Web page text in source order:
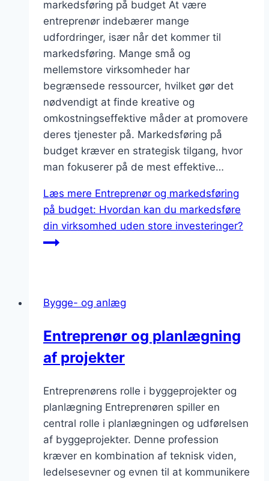
markedsføring på budget At være
entreprenør indebærer mange
udfordringer, især når det kommer til
markedsføring. Mange små og
mellemstore virksomheder har
begrænsede ressourcer, hvilket gør det
nødvendigt at finde kreative og
omkostningseffektive måder at promovere
deres tjenester på. Markedsføring på
budget kræver en strategisk tilgang, hvor
man fokuserer på de mest effektive…
Læs mere Entreprenør og markedsføring
på budget: Hvordan kan du markedsføre
din virksomhed uden store investeringer?
Bygge- og anlæg
Entreprenør og planlægning
af projekter
Entreprenørens rolle i byggeprojekter og
planlægning Entreprenøren spiller en
central rolle i planlægningen og udførelsen
af byggeprojekter. Denne profession
kræver en kombination af teknisk viden,
ledelsesevner og evnen til at kommunikere